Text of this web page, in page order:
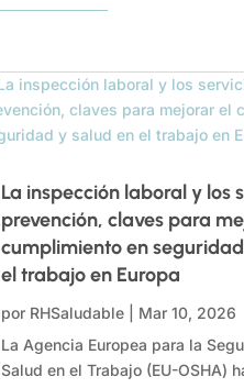
La inspección laboral y los
prevención, claves para
cumplimiento en
el trabajo en Europa
por RHSaludable| Mar 10, 2026
La Agencia Europea para la
Salud en el Trabajo (EU-OSHA)